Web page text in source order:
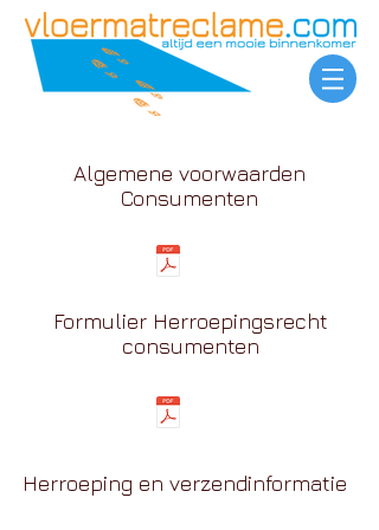
Algemene voorwaarden
Consumenten
Formulier Herroepingsrecht
consumenten
Herroeping en verzendinformatie